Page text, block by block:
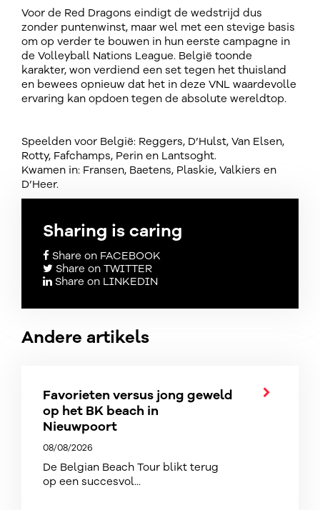
Voor de Red Dragons eindigt de wedstrijd dus
zonder puntenwinst, maar wel met een stevige basis
om op verder te bouwen in hun eerste campagne in
de Volleyball Nations League. België toonde
karakter, won verdiend een set tegen het thuisland
en bewees opnieuw dat het in deze VNL waardevolle
ervaring kan opdoen tegen de absolute wereldtop.
Speelden voor België: Reggers, D’Hulst, Van Elsen,
Rotty, Fafchamps, Perin en Lantsoght.
Kwamen in: Fransen, Baetens, Plaskie, Valkiers en
D’Heer.
Sharing is caring
Share on FACEBOOK
Share on TWITTER
Share on LINKEDIN
Andere artikels
Favorieten versus jong geweld
op het BK beach in
Nieuwpoort
08/08/2026
De Belgian Beach Tour blikt terug
op een succesvol...